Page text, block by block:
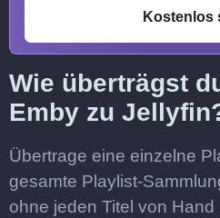
Kostenlos
Wie überträgst
Emby zu
Übertrage eine einzelne
gesamte Playlist-
ohne jeden Titel von